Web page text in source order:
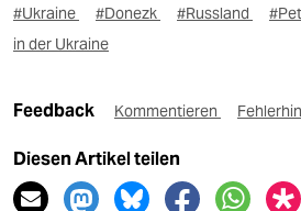
#Ukraine #Donezk #Russland
in der Ukraine
Feedback Kommentieren
Diesen Artikel teilen